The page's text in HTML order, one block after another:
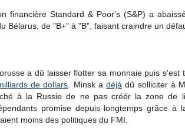
financière Standard & Poor's (S&P) a
Bélarus, de "B+" à "B", faisant craindre un
a dû laisser flotter sa monnaie puis s'est
de dollars . Minsk adéjà dû solliciter à
à la Russie de ne pas créér la zone de
promise depuis longtemps grâce à
moins des politiques du FMI.